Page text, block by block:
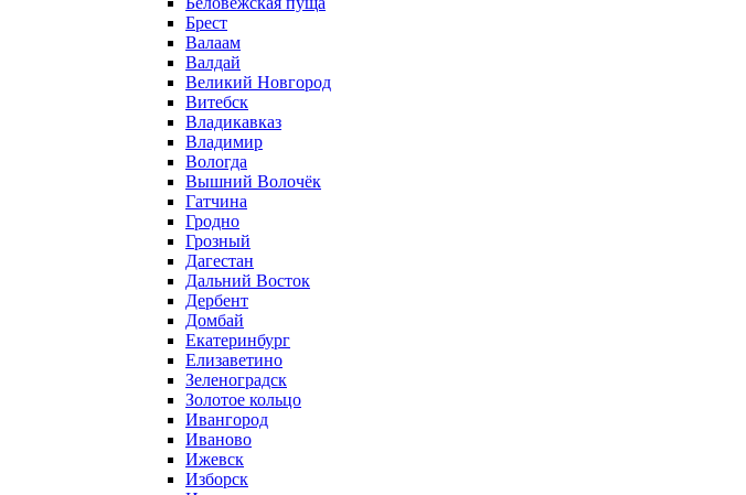
Брест
Валаам
Валдай
Великий Новгород
Витебск
Владикавказ
Владимир
Вологда
Вышний Волочёк
Гатчина
Гродно
Грозный
Дагестан
Дальний Восток
Дербент
Домбай
Екатеринбург
Елизаветино
Зеленоградск
Золотое кольцо
Ивангород
Иваново
Ижевск
Изборск